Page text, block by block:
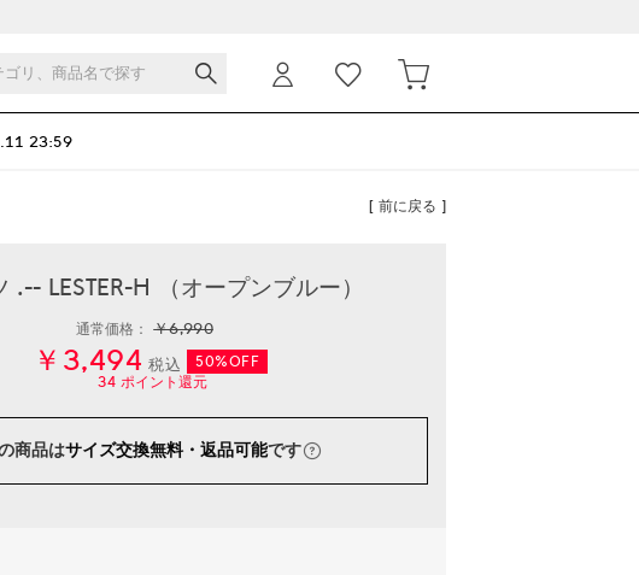
23:59
[ 前に戻る ]
.-- LESTER-H （オープンブルー）
通常価格：￥6,990
￥3,494 税込
50%OFF
34ポイント還元
商品はサイズ交換無料・返品可能です